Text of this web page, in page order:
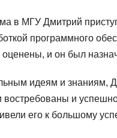
в МГУ Дмитрий
программного
и он был
идеям и знаниям,
и
его к большому